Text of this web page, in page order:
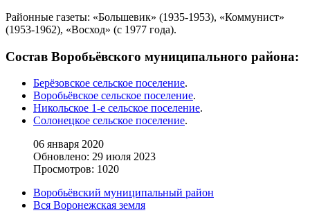
Районные газеты: «Большевик» (1935-1953), «Коммунист»
(1953-1962), «Восход» (с 1977 года).
Состав Воробьёвского муниципального района:
Берёзовское сельское поселение.
Воробьёвское сельское поселение.
Никольское 1-е сельское поселение.
Солонецкое сельское поселение.
06 января 2020
Обновлено: 29 июля 2023
Просмотров: 1020
Воробьёвский муниципальный район
Вся Воронежская земля